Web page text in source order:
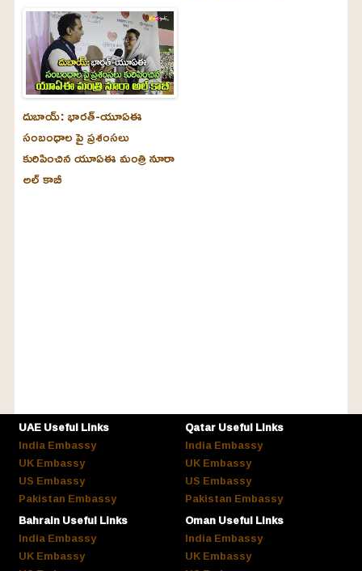
దుబాయ్‌: భారత్-యూఏఈ
సంబంధాల పై ప్రశంసలు
కురిపించిన యూఏఈ మంత్రి నూరా
అల్‌ కాబీ
UAE Useful Links
India Embassy
UK Embassy
US Embassy
Pakistan Embassy
Qatar Useful Links
India Embassy
UK Embassy
US Embassy
Pakistan Embassy
Bahrain Useful Links
India Embassy
UK Embassy
Oman Useful Links
India Embassy
UK Embassy